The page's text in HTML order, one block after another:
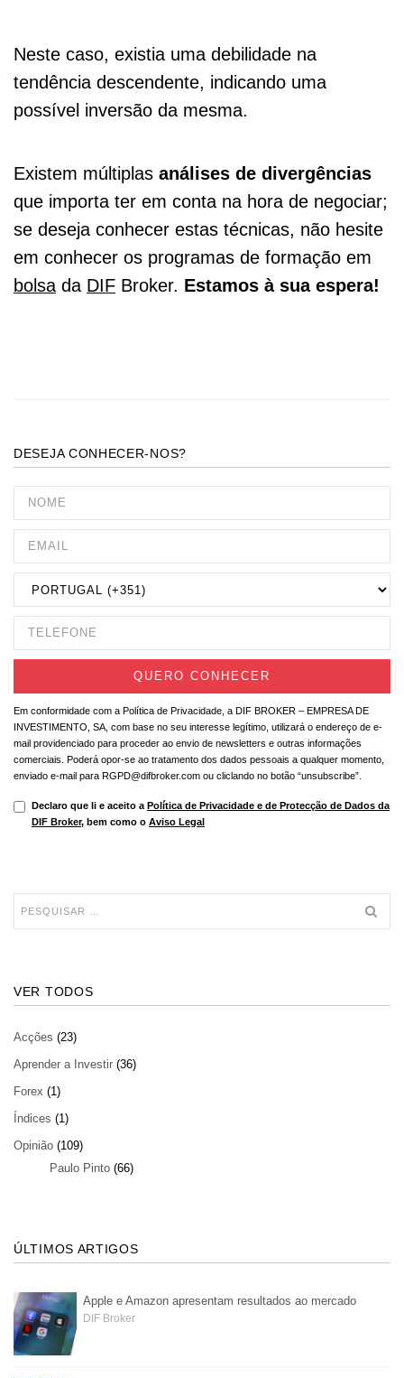
Neste caso, existia uma debilidade na
tendência descendente, indicando uma
possível inversão da mesma.
Existem múltiplas análises de divergências
que importa ter em conta na hora de negociar;
se deseja conhecer estas técnicas, não hesite
em conhecer os programas de formação em
bolsada DIF Broker. Estamos à sua espera!
DESEJA CONHECER-NOS?
Em conformidade com a Política de Privacidade, a DIF BROKER – EMPRESA DE
INVESTIMENTO, SA, com base no seu interesse legítimo, utilizará o endereço de e-
mail providenciado para proceder ao envio de newsletters e outras informações
comerciais. Poderá opor-se ao tratamento dos dados pessoais a qualquer momento,
enviado e-mail para RGPD@difbroker.com ou cliclando no botão “unsubscribe”.
Declaro que li e aceito a Política de Privacidade e de Protecção de Dados da
DIF Broker, bem como o Aviso Legal
VER TODOS
Acções (23)
Aprender a Investir (36)
Forex (1)
Índices (1)
Opinião (109)
Paulo Pinto (66)
ÚLTIMOS ARTIGOS
Apple e Amazon apresentam resultados ao mercado
DIF Broker